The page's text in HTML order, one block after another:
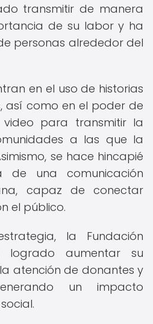
transmitir de manera
de su labor y ha
personas alrededor del
en el uso de historias
así como en el poder de
para transmitir la
a las que la
se hace hincapié
de una comunicación
capaz de conectar
el público.
la Fundación
logrado aumentar su
atención de donantes y
un impacto